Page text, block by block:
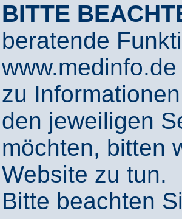
BITTE
beratende
zu
den jeweiligen
möchten, bitten
Website zu tun.
Bitte beachten